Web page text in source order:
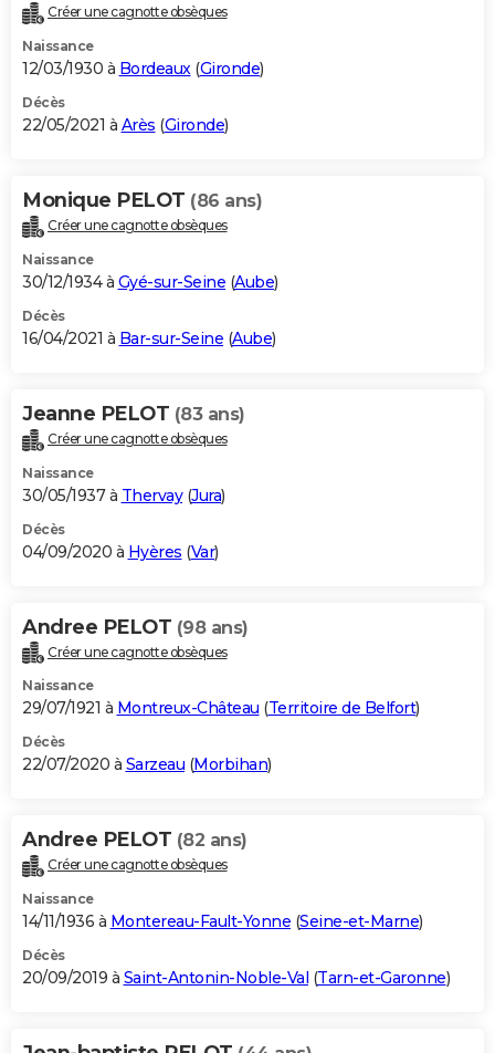
Créer une cagnotte obsèques
Naissance
12/03/1930 à Bordeaux(Gironde)
Décès
22/05/2021 à Arès (Gironde)
Monique PELOT (86 ans)
Créer une cagnotte obsèques
Naissance
30/12/1934 à Gyé-sur-Seine (Aube)
Décès
16/04/2021 à Bar-sur-Seine (Aube)
Jeanne PELOT (83 ans)
Créer une cagnotte obsèques
Naissance
30/05/1937 à Thervay(Jura)
Décès
04/09/2020 à Hyères (Var)
Andree PELOT (98 ans)
Créer une cagnotte obsèques
Naissance
29/07/1921 à Montreux-Château (Territoire de Belfort)
Décès
22/07/2020 à Sarzeau (Morbihan)
Andree PELOT (82 ans)
Créer une cagnotte obsèques
Naissance
14/11/1936 à Montereau-Fault-Yonne (Seine-et-Marne)
Décès
20/09/2019 à Saint-Antonin-Noble-Val (Tarn-et-Garonne)